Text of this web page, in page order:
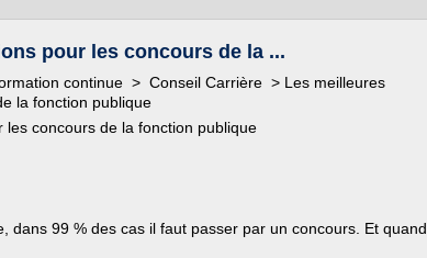
pour les concours de la ...
continue > Conseil Carrière > Les meilleures
la fonction publique
concours de la fonction publique
dans 99 % des cas il faut passer par un concours. Et quand